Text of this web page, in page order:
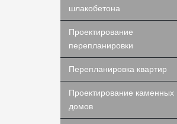
шлакобетона
Проектирование
перепланировки
Перепланировка квартир
Проектирование каменных
домов